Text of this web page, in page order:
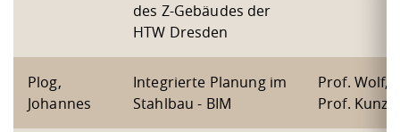
Jobs, Praktika,
des Z-Gebäudes der
HTW Dresden
Plog,
Johannes
Integrierte Planung im
Stahlbau - BIM
Prof. Wolf,
Prof. Kunze